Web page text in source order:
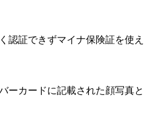
認証できずマイナ保険証を使え
ーカードに記載された顔写真と